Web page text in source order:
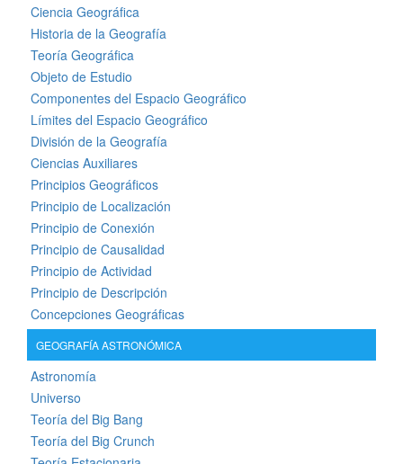
Ciencia Geográfica
Historia de la Geografía
Teoría Geográfica
Objeto de Estudio
Componentes del Espacio Geográfico
Límites del Espacio Geográfico
División de la Geografía
Ciencias Auxiliares
Principios Geográficos
Principio de Localización
Principio de Conexión
Principio de Causalidad
Principio de Actividad
Principio de Descripción
Concepciones Geográficas
GEOGRAFÍA ASTRONÓMICA
Astronomía
Universo
Teoría del Big Bang
Teoría del Big Crunch